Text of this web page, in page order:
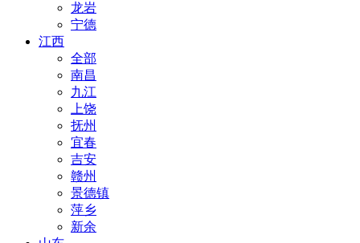
龙岩
宁德
江西
全部
南昌
九江
上饶
抚州
宜春
吉安
赣州
景德镇
萍乡
新余